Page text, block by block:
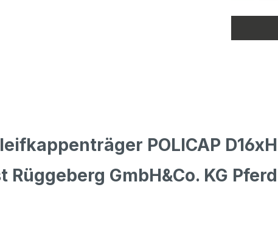
POLICAP
GmbH&Co. KG